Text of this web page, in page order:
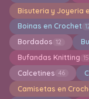
Bisuteria y Joyeria
Boinas en Crochet
Bordados 12
Bufandas Knitting 15
Calcetines 46
Camisetas en